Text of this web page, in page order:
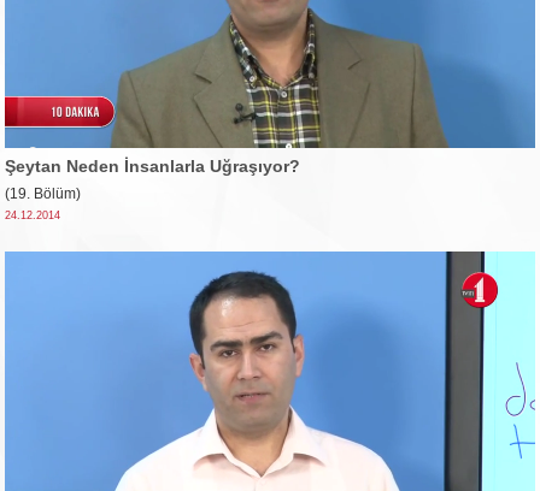
Şeytan Neden İnsanlarla Uğraşıyor?
(19. Bölüm)
24.12.2014